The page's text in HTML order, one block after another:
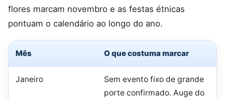
flores marcam novembro e as festas étnicas
pontuam o calendário ao longo do ano.
Mês O que costuma marcar
Janeiro
Sem evento fixo de grande
porte confirmado. Auge do